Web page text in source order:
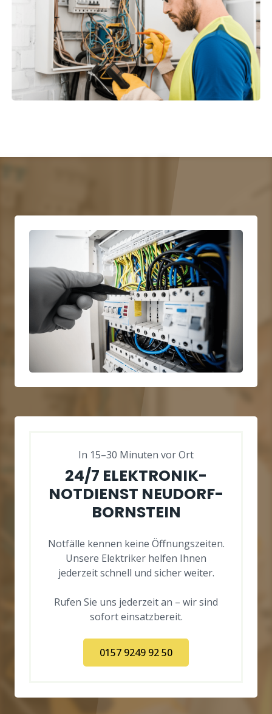
In 15–30 Minuten vor Ort
24/7 ELEKTRONIK-
NOTDIENST NEUDORF-
BORNSTEIN
Notfälle kennen keine Öffnungszeiten.
Unsere Elektriker helfen Ihnen
jederzeit schnell und sicher weiter.
Rufen Sie uns jederzeit an – wir sind
sofort einsatzbereit.
0157 9249 92 50